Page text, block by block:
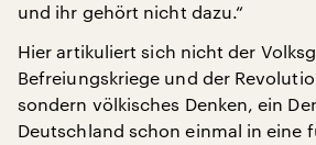
und ihr gehört nicht dazu.“
Hier artikuliert sich nicht der
Befreiungskriege und der
sondern völkisches Denken, ein
Deutschland schon einmal in eine